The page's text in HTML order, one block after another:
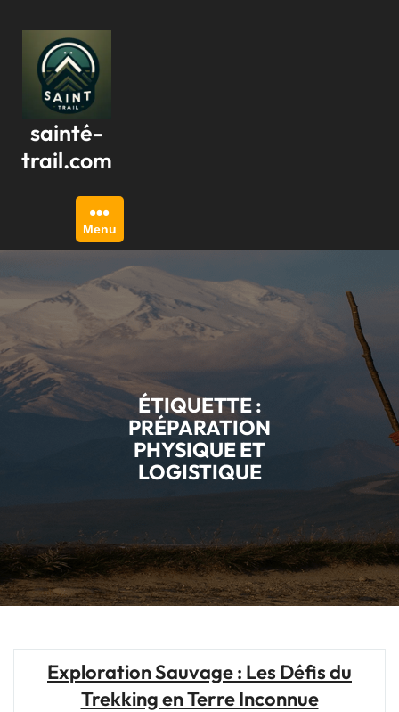
contenu
sainté-
trail.com
Menu
ÉTIQUETTE :
PRÉPARATION
PHYSIQUE ET
LOGISTIQUE
Exploration Sauvage : Les Défis du
Trekking en Terre Inconnue